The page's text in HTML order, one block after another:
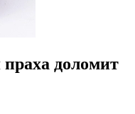
доломит